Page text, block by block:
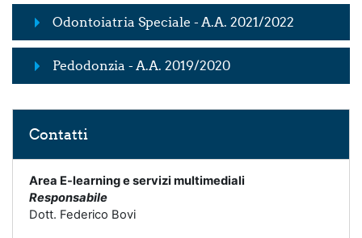
Odontoiatria Speciale - A.A. 2021/2022
Pedodonzia - A.A. 2019/2020
Contatti
Area E-learning e servizi multimediali
Responsabile
Dott. Federico Bovi